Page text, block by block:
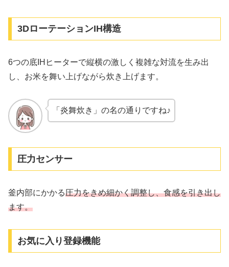
3DローテーションIH構造
6つの底IHヒーターで縦横の激しく複雑な対流を生み出
し、お米を舞い上げながら炊き上げます。
「炎舞炊き」の名の通りですね♪
圧力センサー
釜内部にかかる圧力をきめ細かく調整し、食感を引き出し
ます。
お気に入り登録機能